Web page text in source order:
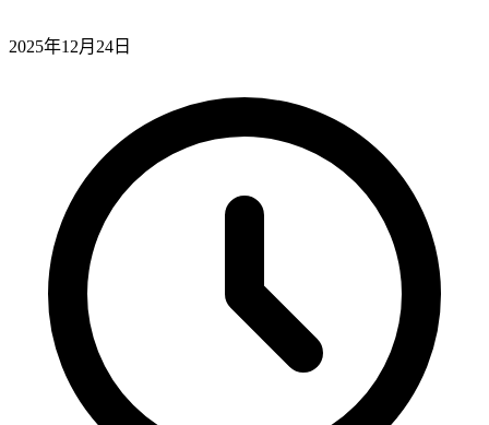
2025年12月24日